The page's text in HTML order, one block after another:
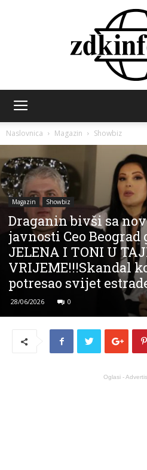
Naslovnica Magazin Showbiz
Magazin Showbiz
Draganin bivši sa
javnosti Ceo Beograd
JELENA I TONI U
VRIJEME!!!Skandal
potresao svijet
28/06/2026 0
Oglasi -